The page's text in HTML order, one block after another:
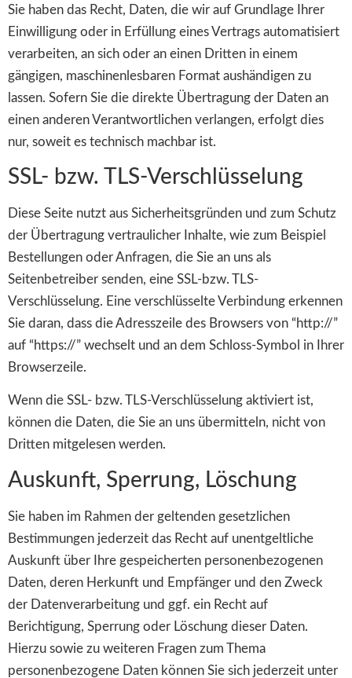
Sie haben das Recht, Daten, die wir auf Grundlage Ihrer
Einwilligung oder in Erfüllung eines Vertrags automatisiert
verarbeiten, an sich oder an einen Dritten in einem
gängigen, maschinenlesbaren Format aushändigen zu
lassen. Sofern Sie die direkte Übertragung der Daten an
einen anderen Verantwortlichen verlangen, erfolgt dies
nur, soweit es technisch machbar ist.
SSL- bzw. TLS-Verschlüsselung
Diese Seite nutzt aus Sicherheitsgründen und zum Schutz
der Übertragung vertraulicher Inhalte, wie zum Beispiel
Bestellungen oder Anfragen, die Sie an uns als
Seitenbetreiber senden, eine SSL-bzw. TLS-
Verschlüsselung. Eine verschlüsselte Verbindung erkennen
Sie daran, dass die Adresszeile des Browsers von “http://”
auf “https://” wechselt und an dem Schloss-Symbol in Ihrer
Browserzeile.
Wenn die SSL- bzw. TLS-Verschlüsselung aktiviert ist,
können die Daten, die Sie an uns übermitteln, nicht von
Dritten mitgelesen werden.
Auskunft, Sperrung, Löschung
Sie haben im Rahmen der geltenden gesetzlichen
Bestimmungen jederzeit das Recht auf unentgeltliche
Auskunft über Ihre gespeicherten personenbezogenen
Daten, deren Herkunft und Empfänger und den Zweck
der Datenverarbeitung und ggf. ein Recht auf
Berichtigung, Sperrung oder Löschung dieser Daten.
Hierzu sowie zu weiteren Fragen zum Thema
personenbezogene Daten können Sie sich jederzeit unter